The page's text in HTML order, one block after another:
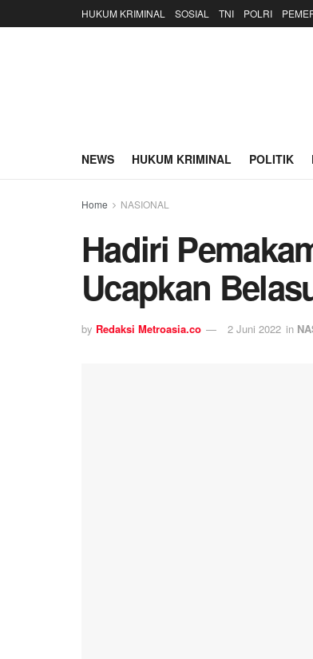
HUKUM KRIMINAL SOSIAL TNI POLRI
NEWS HUKUM KRIMINAL POLITIK
Home NASIONAL
Hadiri
Ucapkan
by Redaksi Metroasia.co 2 Juni 2022 in